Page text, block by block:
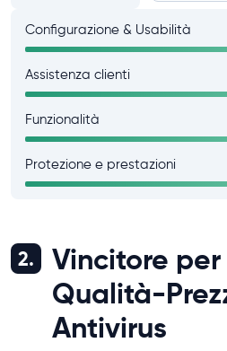
Configurazione & Usabilità
Assistenza clienti
Funzionalità
Protezione e prestazioni
2.
Vincitore
Qualità-
Antivirus